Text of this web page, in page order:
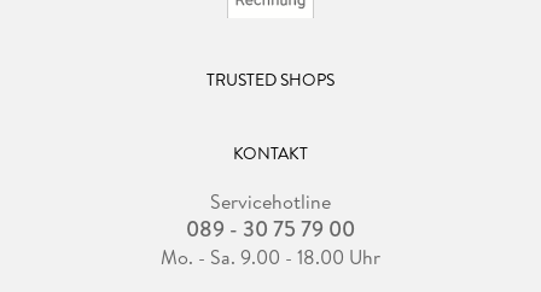
TRUSTED SHOPS
KONTAKT
Servicehotline
089 - 30 75 79 00
Mo. - Sa. 9.00 - 18.00 Uhr